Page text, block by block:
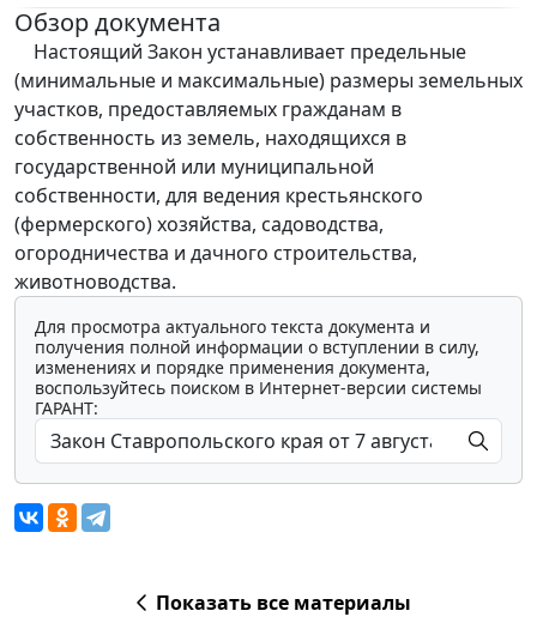
Обзор документа
Настоящий Закон устанавливает предельные
(минимальные и максимальные) размеры земельных
участков, предоставляемых гражданам в
собственность из земель, находящихся в
государственной или муниципальной
собственности, для ведения крестьянского
(фермерского) хозяйства, садоводства,
огородничества и дачного строительства,
животноводства.
Для просмотра актуального текста документа и
получения полной информации о вступлении в силу,
изменениях и порядке применения документа,
воспользуйтесь поиском в Интернет-версии системы
ГАРАНТ:
Показать все материалы